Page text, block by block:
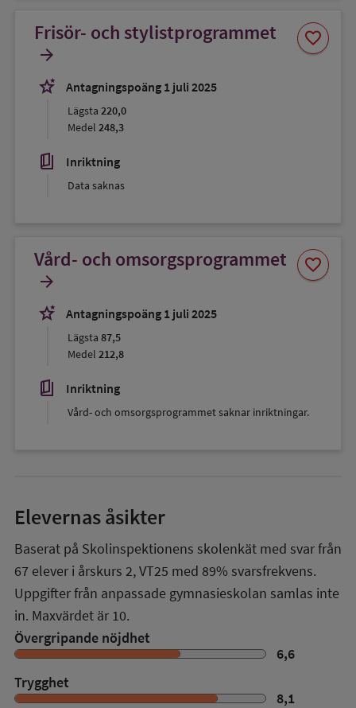
Frisör- och stylistprogrammet
arrow_forward
stars_2
Antagningspoäng 1 juli 2025
Lägsta 220,0
Medel 248,3
book_5 Inriktning
Data saknas
favorite
Spara
som
Vård- och omsorgsprogrammet
arrow_forward
stars_2
Antagningspoäng 1 juli 2025
Lägsta 87,5
Medel 212,8
book_5 Inriktning
Vård- och omsorgsprogrammet saknar inriktningar.
favorite
Spara
som
Elevernas åsikter
Baserat på Skolinspektionens skolenkät med svar från
67 elever i årskurs 2,VT25 med 89% svarsfrekvens.
Uppgifter från anpassade gymnasieskolan samlas inte
in. Maxvärdet är 10.
Övergripande nöjdhet
6,6
Trygghet
8,1